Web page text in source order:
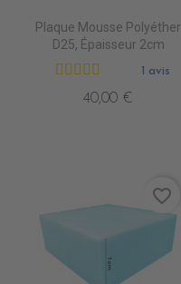
Plaque Mousse Polyéther
D25, Épaisseur 2cm
1 avis
40,00 €
favorite_border